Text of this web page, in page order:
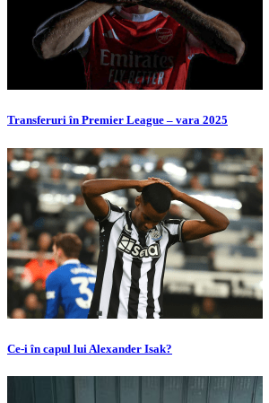
Transferuri în Premier League – vara 2025
Ce-i în capul lui Alexander Isak?